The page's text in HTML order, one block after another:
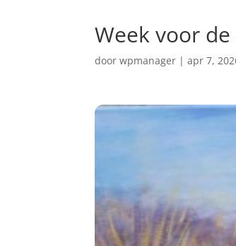
Week voor
doorwpmanager |apr 7,